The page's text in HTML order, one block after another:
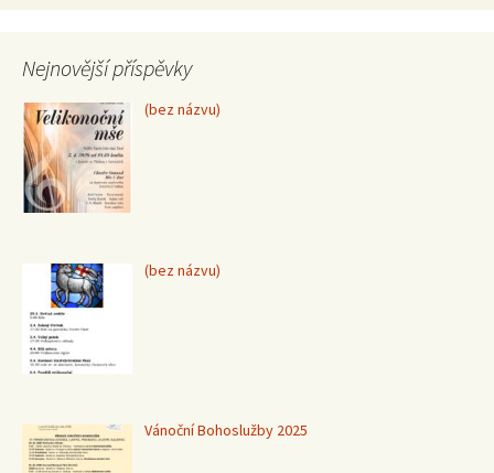
Nejnovější příspěvky
(bez názvu)Příspěvek
(bez názvu)Příspěvek
Vánoční Bohoslužby 2025